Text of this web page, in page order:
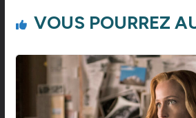
VOUS POURREZ